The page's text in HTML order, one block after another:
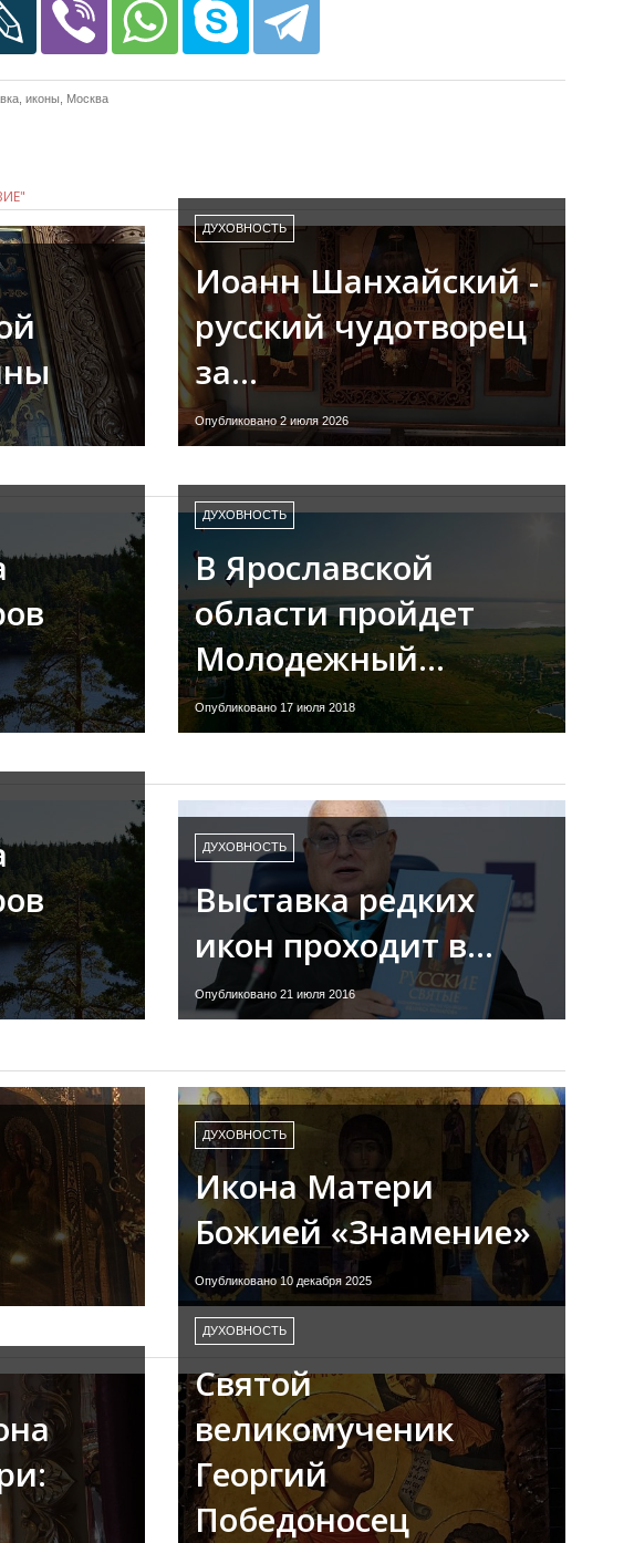
иконы Москва
ДУХОВНОСТЬ
Иоанн Шанхайский -
русский чудотворец
за…
Опубликовано 2 июля 2026
ДУХОВНОСТЬ
В Ярославской
области пройдет
Молодежный…
Опубликовано 17 июля 2018
ДУХОВНОСТЬ
Выставка редких
икон проходит в…
Опубликовано 21 июля 2016
ДУХОВНОСТЬ
Икона Матери
Божией «Знамение»
Опубликовано 10 декабря 2025
ДУХОВНОСТЬ
Святой
великомученик
Георгий
Победоносец